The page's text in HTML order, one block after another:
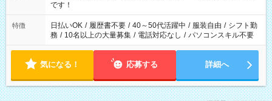
です！
特徴 日払いOK / 履歴書不要 / 40～50代活躍中 / 服装自由 / シフト勤
務 / 10名以上の大量募集 / 電話対応なし / パソコンスキル不要
気になる！ 応募する 詳細へ